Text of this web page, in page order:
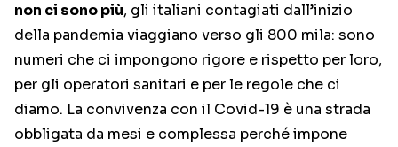
non ci sono più, gli italiani contagiati dall’inizio
della pandemia viaggiano verso gli 800 mila: sono
numeri che ci impongono rigore e rispetto per loro,
per gli operatori sanitari e per le regole che ci
diamo. La convivenza con il Covid-19 è una strada
obbligata da mesi e complessa perché impone